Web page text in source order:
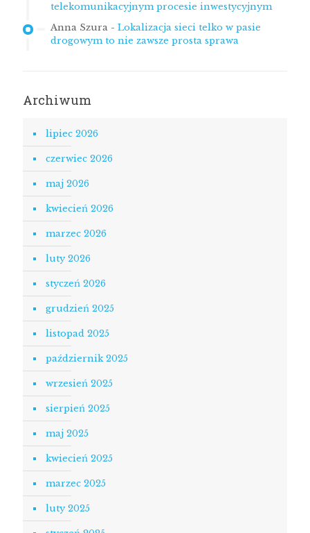
telekomunikacyjnym procesie inwestycyjnym
Anna Szura - Lokalizacja sieci telko w pasie
drogowym to nie zawsze prosta sprawa
Archiwum
lipiec 2026
czerwiec 2026
maj 2026
kwiecień 2026
marzec 2026
luty 2026
styczeń 2026
grudzień 2025
listopad 2025
październik 2025
wrzesień 2025
sierpień 2025
maj 2025
kwiecień 2025
marzec 2025
luty 2025